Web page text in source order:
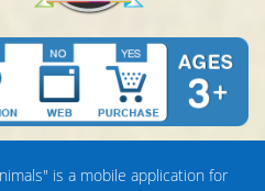
is a mobile application for